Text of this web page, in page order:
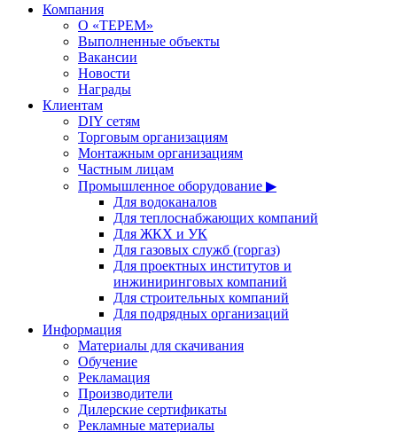
Компания
О «ТЕРЕМ»
Выполненные объекты
Вакансии
Новости
Награды
Клиентам
DIY сетям
Торговым организациям
Монтажным организациям
Частным лицам
Промышленное оборудование ▶
Для водоканалов
Для теплоснабжающих компаний
Для ЖКХ и УК
Для газовых служб (горгаз)
Для проектных институтов и
инжиниринговых компаний
Для строительных компаний
Для подрядных организаций
Информация
Материалы для скачивания
Обучение
Рекламация
Производители
Дилерские сертификаты
Рекламные материалы